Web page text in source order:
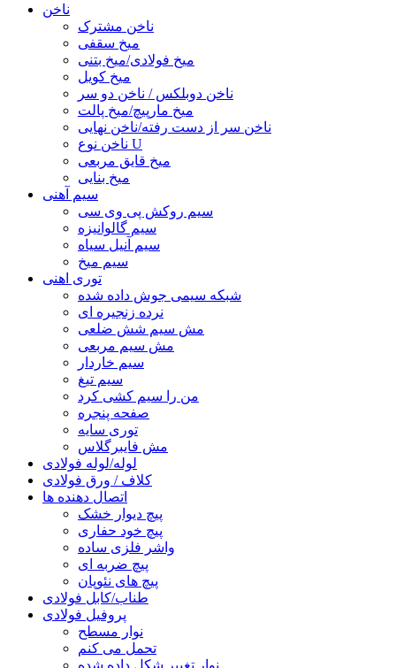
ناخن
ناخن مشترک
میخ سقفی
میخ فولادی/میخ بتنی
میخ کویل
ناخن دوبلکس / ناخن دو سر
میخ مارپیچ/میخ پالت
ناخن سر از دست رفته/ناخن نهایی
ناخن نوع U
میخ قایق مربعی
میخ بنایی
سیم آهنی
سیم روکش پی وی سی
سیم گالوانیزه
سیم آنیل سیاه
سیم میخ
توری اهنی
شبکه سیمی جوش داده شده
نرده زنجیره ای
مش سیم شش ضلعی
مش سیم مربعی
سیم خاردار
سیم تیغ
من را سیم کشی کرد
صفحه پنجره
توری سایه
مش فایبرگلاس
لوله/لوله فولادی
کلاف / ورق فولادی
اتصال دهنده ها
پیچ دیوار خشک
پیچ خود حفاری
واشر فلزی ساده
پیچ ضربه ای
پیچ های نئوپان
طناب/کابل فولادی
پروفیل فولادی
نوار مسطح
تحمل می کنم
نوار تغییر شکل داده شده